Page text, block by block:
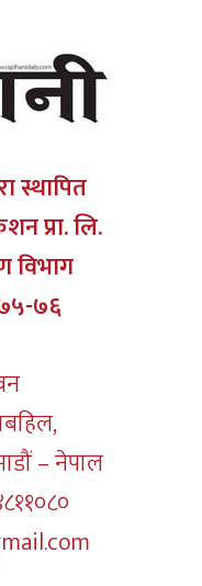
स्थापित
प्रा. लि.
विभाग
७६
– नेपाल